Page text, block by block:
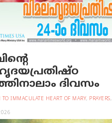
ദിവസം
TO IMMACULATE HEART OF MARY, PRAYERS,